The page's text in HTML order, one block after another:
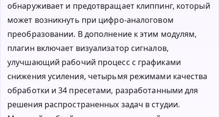
обнаруживает и предотвращает клиппинг, который
может возникнуть при цифро-аналоговом
преобразовании. В дополнение к этим модулям,
плагин включает визуализатор сигналов,
улучшающий рабочий процесс с графиками
снижения усиления, четырьмя режимами качества
обработки и 34 пресетами, разработанными для
решения распространенных задач в студии.